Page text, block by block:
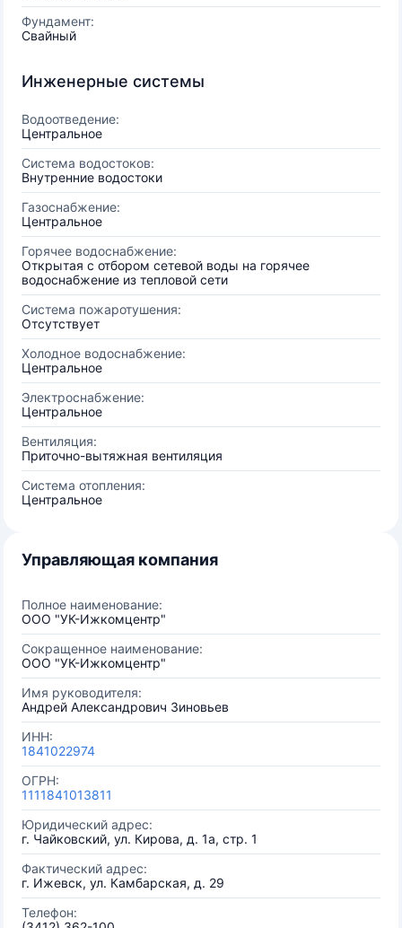
Фундамент:
Свайный
Инженерные системы
Водоотведение:
Центральное
Система водостоков:
Внутренние водостоки
Газоснабжение:
Центральное
Горячее водоснабжение:
Открытая с отбором сетевой воды на горячее
водоснабжение из тепловой сети
Система пожаротушения:
Отсутствует
Холодное водоснабжение:
Центральное
Электроснабжение:
Центральное
Вентиляция:
Приточно-вытяжная вентиляция
Система отопления:
Центральное
Управляющая компания
Полное наименование:
ООО "УК-Ижкомцентр"
Сокращенное наименование:
ООО "УК-Ижкомцентр"
Имя руководителя:
Андрей Александрович Зиновьев
ИНН:
1841022974
ОГРН:
1111841013811
Юридический адрес:
г. Чайковский, ул. Кирова, д. 1а, стр. 1
Фактический адрес:
г. Ижевск, ул. Камбарская, д. 29
Телефон: